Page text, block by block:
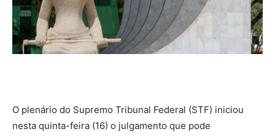
O plenário do Supremo Tribunal Federal (STF) iniciou
nesta quinta-feira (16) o julgamento que pode